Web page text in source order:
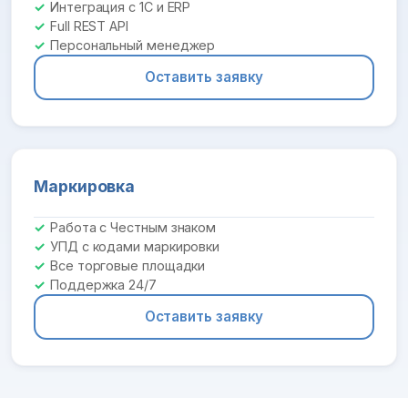
Интеграция с 1С и ERP
Full REST API
Персональный менеджер
Оставить заявку
Маркировка
Работа с Честным знаком
УПД с кодами маркировки
Все торговые площадки
Поддержка 24/7
Оставить заявку